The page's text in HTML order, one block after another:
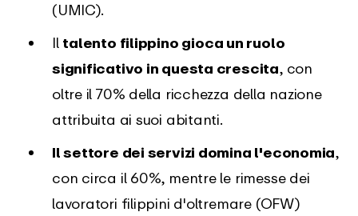
(UMIC).
Il talento filippino gioca un ruolo
significativo in questa crescita, con
oltre il 70% della ricchezza della nazione
attribuita ai suoi abitanti.
Il settore dei servizi domina l'economia,
con circa il 60%, mentre le rimesse dei
lavoratori filippini d'oltremare (OFW)